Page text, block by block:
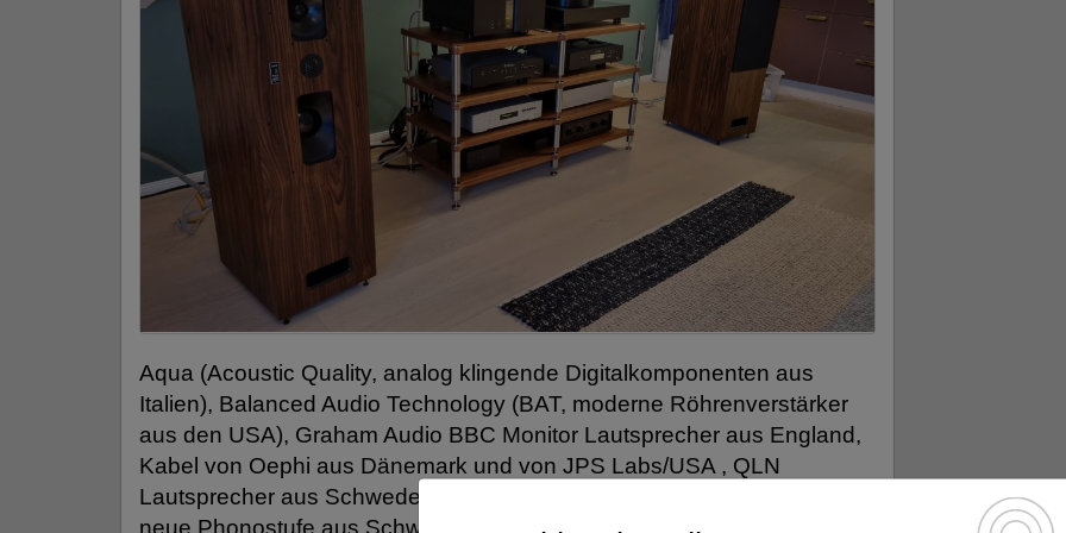
Aqua (Acoustic Quality, analog klingende Digitalkomponenten aus
Italien), Balanced Audio Technology (BAT, moderne Röhrenverstärker
aus den USA), Graham Audio BBC Monitor Lautsprecher aus England,
Kabel von Oephi aus Dänemark und von JPS Labs/USA , QLN
Lautsprecher aus Schweden, Moonriver Transistorverstärker und eine
neue Phonostufe aus Schweden, NEO High End Racks aus der